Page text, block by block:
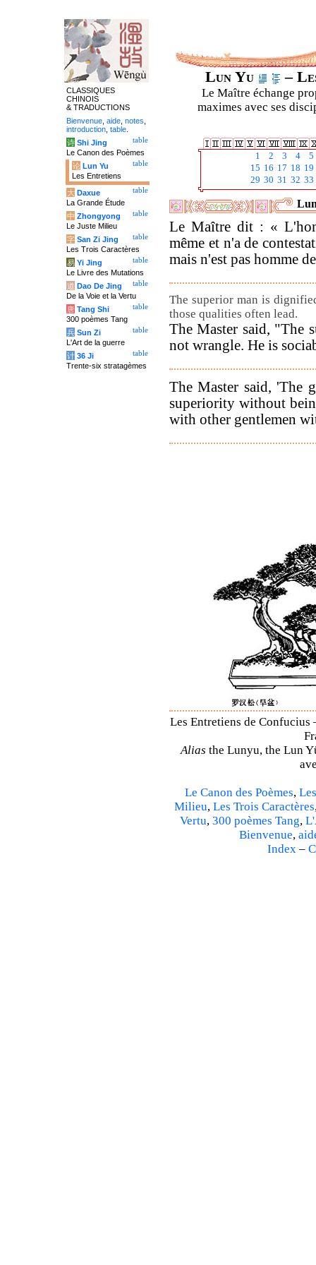
Lun Yu –
Le Maître échange
maximes avec ses
1 2 3 4
5
15 16 17 18 19
29 30 31 32 33
Le Maître dit : «
même et n'a de
mais n'est pas homme
The superior man is
those qualities often lead.
The Master said, "The
not wrangle. He is
The Master said, 'The
superiority without
with other gentlemen
Les Entretiens de
Alias the Lunyu, the Lun
Le Canon des Poèmes,
Milieu, Les Trois Caractères
Vertu, 300 poèmes Tang,
Bienvenue,
Index –
CLASSIQUES
CHINOIS
& TRADUCTIONS
Bienvenue aide notes
introduction table
table
诗 Shi Jing
Le Canon des Poèmes
table
论 Lun Yu
Les Entretiens
table
大 Daxue
La Grande Étude
table
中 Zhongyong
Le Juste Milieu
table
字 San Zi Jing
Les Trois Caractères
table
易 Yi Jing
Le Livre des Mutations
table
道 Dao De Jing
De la Voie et la Vertu
table
唐 Tang Shi
300 poèmes Tang
table
兵 Sun Zi
L'Art de la guerre
table
计 36 Ji
Trente-six stratagèmes